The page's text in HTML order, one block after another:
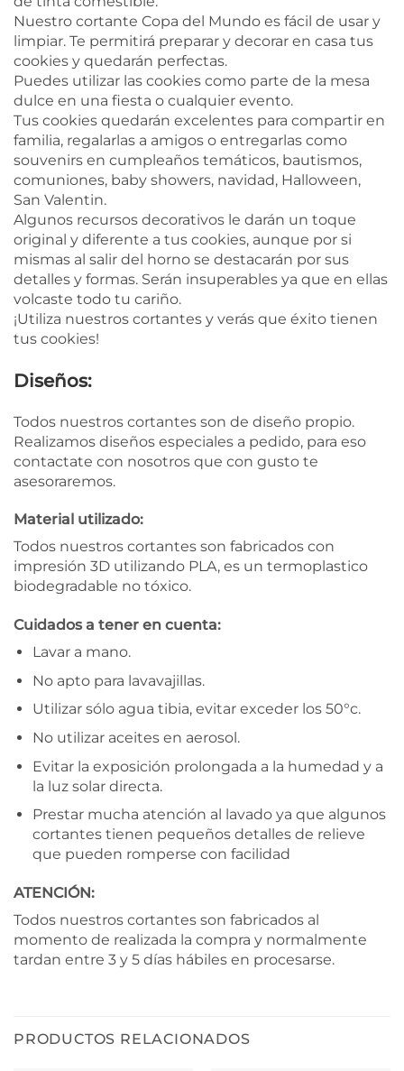
Nuestro cortante Copa del Mundo es fácil de usar y
limpiar. Te permitirá preparar y decorar en casa tus
cookies y quedarán perfectas.
Puedes utilizar las cookies como parte de la mesa
dulce en una fiesta o cualquier evento.
Tus cookies quedarán excelentes para compartir en
familia, regalarlas a amigos o entregarlas como
souvenirs en cumpleaños temáticos, bautismos,
comuniones, baby showers, navidad, Halloween,
San Valentin.
Algunos recursos decorativos le darán un toque
original y diferente a tus cookies, aunque por si
mismas al salir del horno se destacarán por sus
detalles y formas. Serán insuperables ya que en ellas
volcaste todo tu cariño.
¡Utiliza nuestros cortantes y verás que éxito tienen
tus cookies!
Diseños:
Todos nuestros cortantes son de diseño propio.
Realizamos diseños especiales a pedido, para eso
contactate con nosotros que con gusto te
asesoraremos.
Material utilizado:
Todos nuestros cortantes son fabricados con
impresión 3D utilizando PLA, es un termoplastico
biodegradable no tóxico.
Cuidados a tener en cuenta:
Lavar a mano.
No apto para lavavajillas.
Utilizar sólo agua tibia, evitar exceder los 50°c.
No utilizar aceites en aerosol.
Evitar la exposición prolongada a la humedad y a
la luz solar directa.
Prestar mucha atención al lavado ya que algunos
cortantes tienen pequeños detalles de relieve
que pueden romperse con facilidad
ATENCIÓN:
Todos nuestros cortantes son fabricados al
momento de realizada la compra y normalmente
tardan entre 3 y 5 días hábiles en procesarse.
PRODUCTOS RELACIONADOS